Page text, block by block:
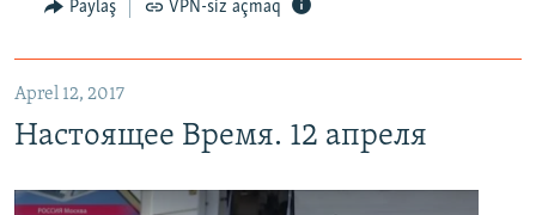
Paylaş VPN-siz açmaq
Aprel 12, 2017
Настоящее Время. 12 апреля